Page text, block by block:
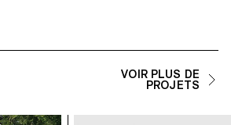
VOIR PLUS DE
PROJETS